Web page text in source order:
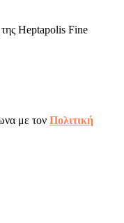
Heptapolis Fine
με τον Πολιτική